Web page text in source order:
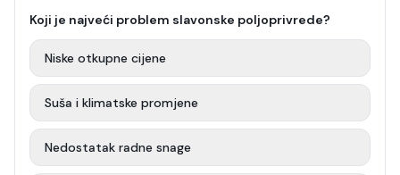
Koji je najveći problem slavonske poljoprivrede?
Niske otkupne cijene
Suša i klimatske promjene
Nedostatak radne snage